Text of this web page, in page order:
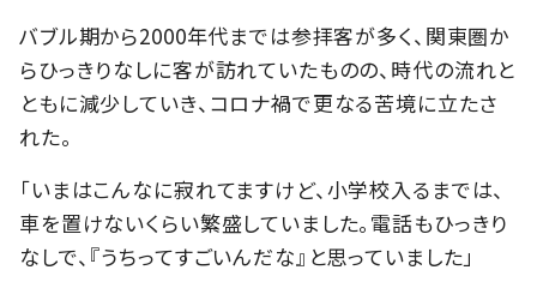
バブル期から2000年代までは参拝客が多く、関東圏か
らひっきりなしに客が訪れていたものの、時代の流れと
ともに減少していき、コロナ禍で更なる苦境に立たさ
れた。
「いまはこんなに寂れてますけど、小学校入るまでは、
車を置けないくらい繁盛していました。電話もひっきり
なしで、『うちってすごいんだな』と思っていました」